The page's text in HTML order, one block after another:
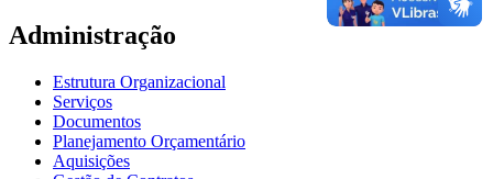
Administração
Estrutura Organizacional
Serviços
Documentos
Planejamento Orçamentário
Aquisições